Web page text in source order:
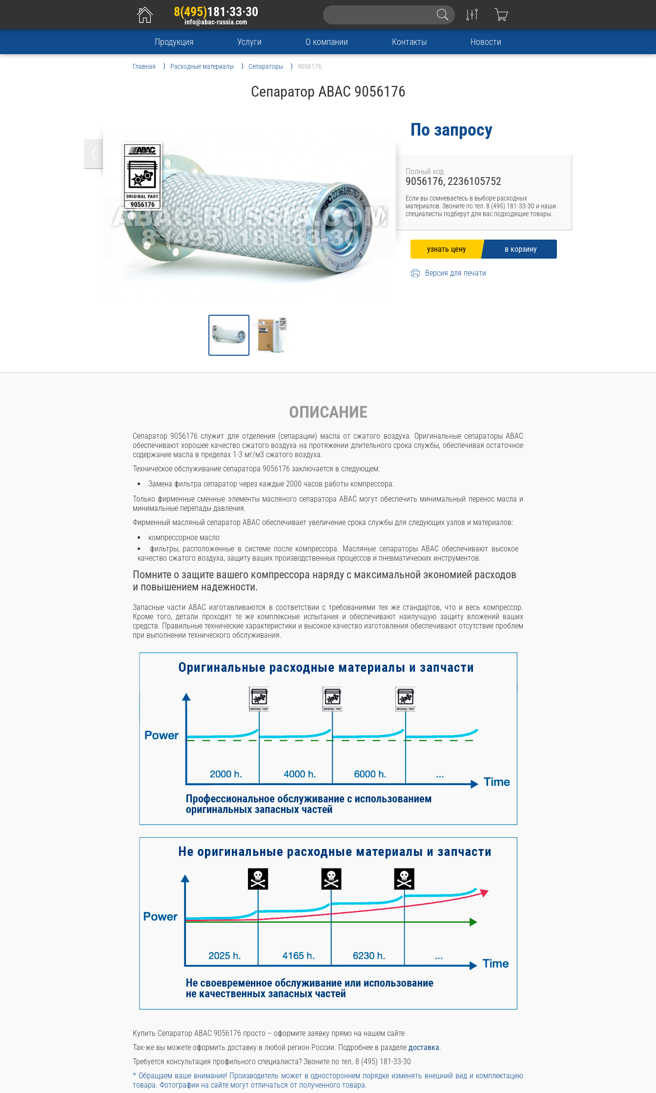
8(495)181·33·30
info@abac-russia.com
Продукция Услуги О компании Контакты Новости
Главная Расходные материалы Сепараторы 9056176
Сепаратор ABAC 9056176
›
По запросу
Полный код
9056176, 2236105752
Если вы сомневаетесь в выборе расходных
материалов. Звоните по тел. 8 (495) 181-33-30 и наши
специалисты подберут для вас подходящие товары.
Версия для печати
ОПИСАНИЕ
Сепаратор 9056176 служит для отделения (сепарации) масла от сжатого воздуха. Оригинальные сепараторы ABAC
обеспечивают хорошее качество сжатого воздуха на протяжении длительного срока службы, обеспечивая остаточное
содержание масла в пределах 1-3 мг/м3 сжатого воздуха.
Техническое обслуживание сепаратора 9056176 заключается в следующем:
Замена фильтра сепаратор через каждые 2000 часов работы компрессора.
Только фирменные сменные элементы масляного сепаратора ABAC могут обеспечить минимальный перенос масла и
минимальные перепады давления.
Фирменный масляный сепаратор ABAC обеспечивает увеличение срока службы для следующих узлов и материалов:
компрессорное масло
фильтры, расположенные в системе после компрессора. Масляные сепараторы ABAC обеспечивают высокое
качество сжатого воздуха, защиту ваших производственных процессов и пневматических инструментов.
Помните о защите вашего компрессора наряду с максимальной экономией расходов
и повышением надежности.
Запасные части ABAC изготавливаются в соответствии с требованиями тех же стандартов, что и весь компрессор.
Кроме того, детали проходят те же комплексные испытания и обеспечивают наилучшую защиту вложений ваших
средств. Правильные технические характеристики и высокое качество изготовления обеспечивают отсутствие проблем
при выполнении технического обслуживания.
Купить Сепаратор ABAC 9056176 просто – оформите заявку прямо на нашем сайте
Так-же вы можете оформить доставку в любой регион России. Подробнее в разделе доставка.
Требуется консультация профильного специалиста? Звоните по тел. 8 (495) 181-33-30
* Обращаем ваше внимание! Производитель может в одностороннем порядке изменять внешний вид и комплектацию
товара. Фотографии на сайте могут отличаться от полученного товара.